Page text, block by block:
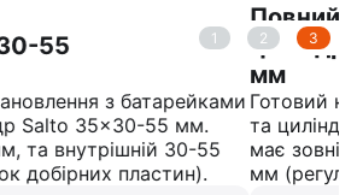
з
40x30-55
для встановлення з батарейками
Циліндр Salto 40x30-55 мм.
40 мм, та внутрішній 30-55
рахунок добірних пластин).
1 2 3